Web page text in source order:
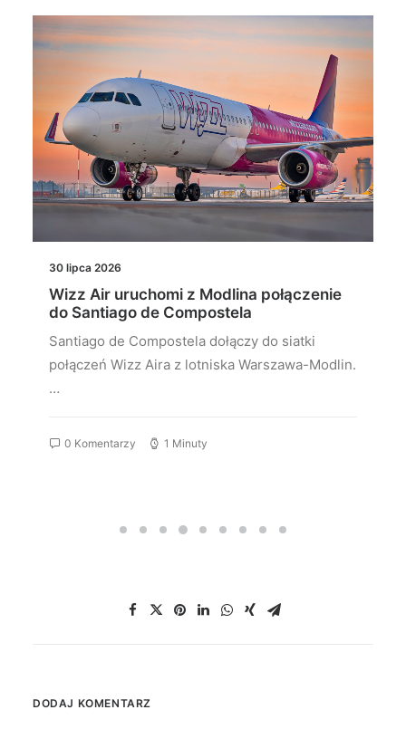
30 lipca 2026
Wizz Air uruchomi z Modlina połączenie
do Santiago de Compostela
Santiago de Compostela dołączy do siatki
połączeń Wizz Aira z lotniska Warszawa-Modlin.
…
0 Komentarzy 1 Minuty
DODAJ KOMENTARZ